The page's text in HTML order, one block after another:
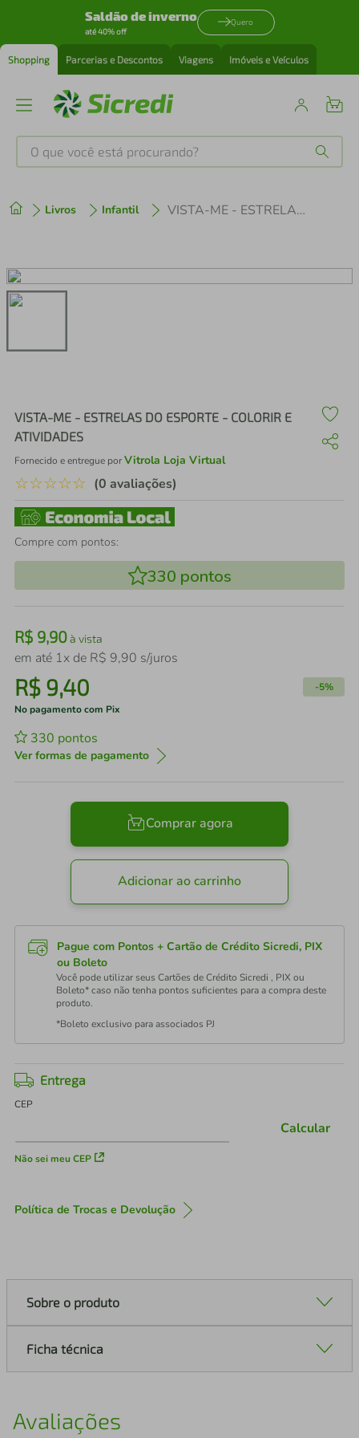
Saldão de inverno
até 40% off
Quero
Shopping Parcerias e Descontos Viagens Imóveis e Veículos
O que você está procurando?
Livros Infantil VISTA-ME - ESTRELAS DO ESPORTE - COLORIR E ATIVIDADES
VISTA-ME - ESTRELAS DO ESPORTE - COLORIR E
ATIVIDADES
Fornecido e entregue porVitrola Loja Virtual
☆☆☆☆☆ (0 avaliações)
Compre com pontos:
330 pontos
R$ 9,90à vista
em até 1x de R$ 9,90 s/juros
R$ 9,40 -5%
No pagamento com Pix
330 pontos
Ver formas de pagamento
Comprar agora
Adicionar ao carrinho
Pague com Pontos + Cartão de Crédito Sicredi, PIX
ou Boleto
Você pode utilizar seus Cartões de Crédito Sicredi , PIX ou
Boleto* caso não tenha pontos suficientes para a compra deste
produto.
*Boleto exclusivo para associados PJ
Entrega
CEP
Não sei meu CEP
Calcular
Política de Trocas e Devolução
Sobre o produto
Ficha técnica
Avaliações
2º cafeteira